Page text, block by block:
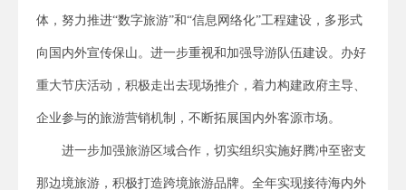
体，努力推进“数字旅游”和“信息网络化”工程建设，多形式
向国内外宣传保山。进一步重视和加强导游队伍建设。办好
重大节庆活动，积极走出去现场推介，着力构建政府主导、
企业参与的旅游营销机制，不断拓展国内外客源市场。
进一步加强旅游区域合作，切实组织实施好腾冲至密支
那边境旅游，积极打造跨境旅游品牌。全年实现接待海内外